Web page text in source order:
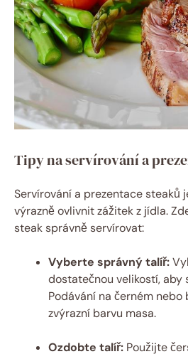
Tipy na servírování a
Servírování a prezentace steaků
výrazně ovlivnit zážitek z jídla.
steak správně servírovat:
Vyberte správný talíř:
dostatečnou velikostí, aby
Podávání na černém
zvýrazní barvu masa.
Ozdobte talíř: Použijte